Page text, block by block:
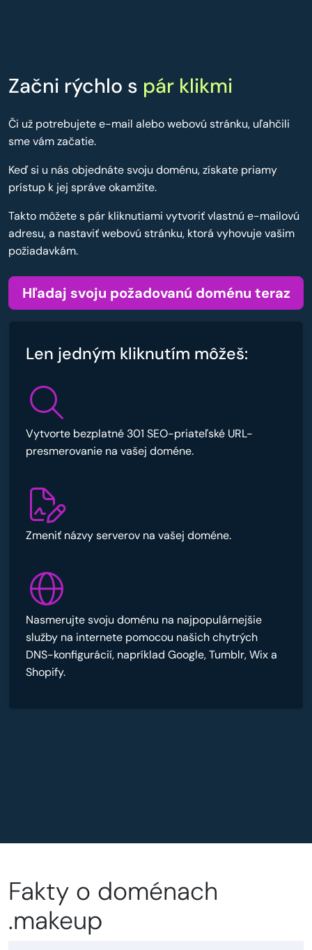
Začni rýchlo s pár klikmi
Či už potrebujete e-mail alebo webovú stránku, uľahčili
sme vám začatie.
Keď si u nás objednáte svoju doménu, získate priamy
prístup k jej správe okamžite.
Takto môžete s pár kliknutiami vytvoriť vlastnú e-mailovú
adresu, a nastaviť webovú stránku, ktorá vyhovuje vašim
požiadavkám.
Hľadaj svoju požadovanú doménu teraz
Len jedným kliknutím môžeš:
Vytvorte bezplatné 301 SEO-priateľské URL-
presmerovanie na vašej doméne.
Zmeniť názvy serverov na vašej doméne.
Nasmerujte svoju doménu na najpopulárnejšie
služby na internete pomocou našich chytrých
DNS-konfigurácií, napríklad Google, Tumblr, Wix a
Shopify.
Fakty o doménach
.makeup